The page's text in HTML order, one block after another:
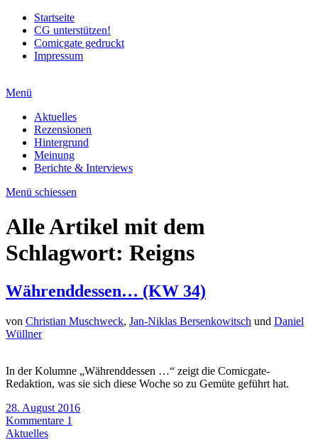
Startseite
CG unterstützen!
Comicgate gedruckt
Impressum
Menü
Aktuelles
Rezensionen
Hintergrund
Meinung
Berichte & Interviews
Menü schiessen
Alle Artikel mit dem
Schlagwort: Reigns
Währenddessen… (KW 34)
von Christian Muschweck, Jan-Niklas Bersenkowitsch und Daniel
Wüllner
In der Kolumne „Währenddessen …“ zeigt die Comicgate-
Redaktion, was sie sich diese Woche so zu Gemüte geführt hat.
28. August 2016
Kommentare 1
Aktuelles